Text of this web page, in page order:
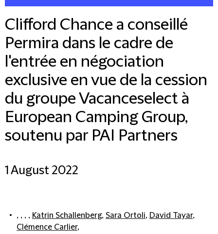
Clifford Chance a conseillé
Permira dans le cadre de
l'entrée en négociation
exclusive en vue de la cession
du groupe Vacanceselect à
European Camping Group,
soutenu par PAI Partners
1 August 2022
, , , , Katrin Schallenberg, Sara Ortoli, David Tayar,
Clémence Carlier,